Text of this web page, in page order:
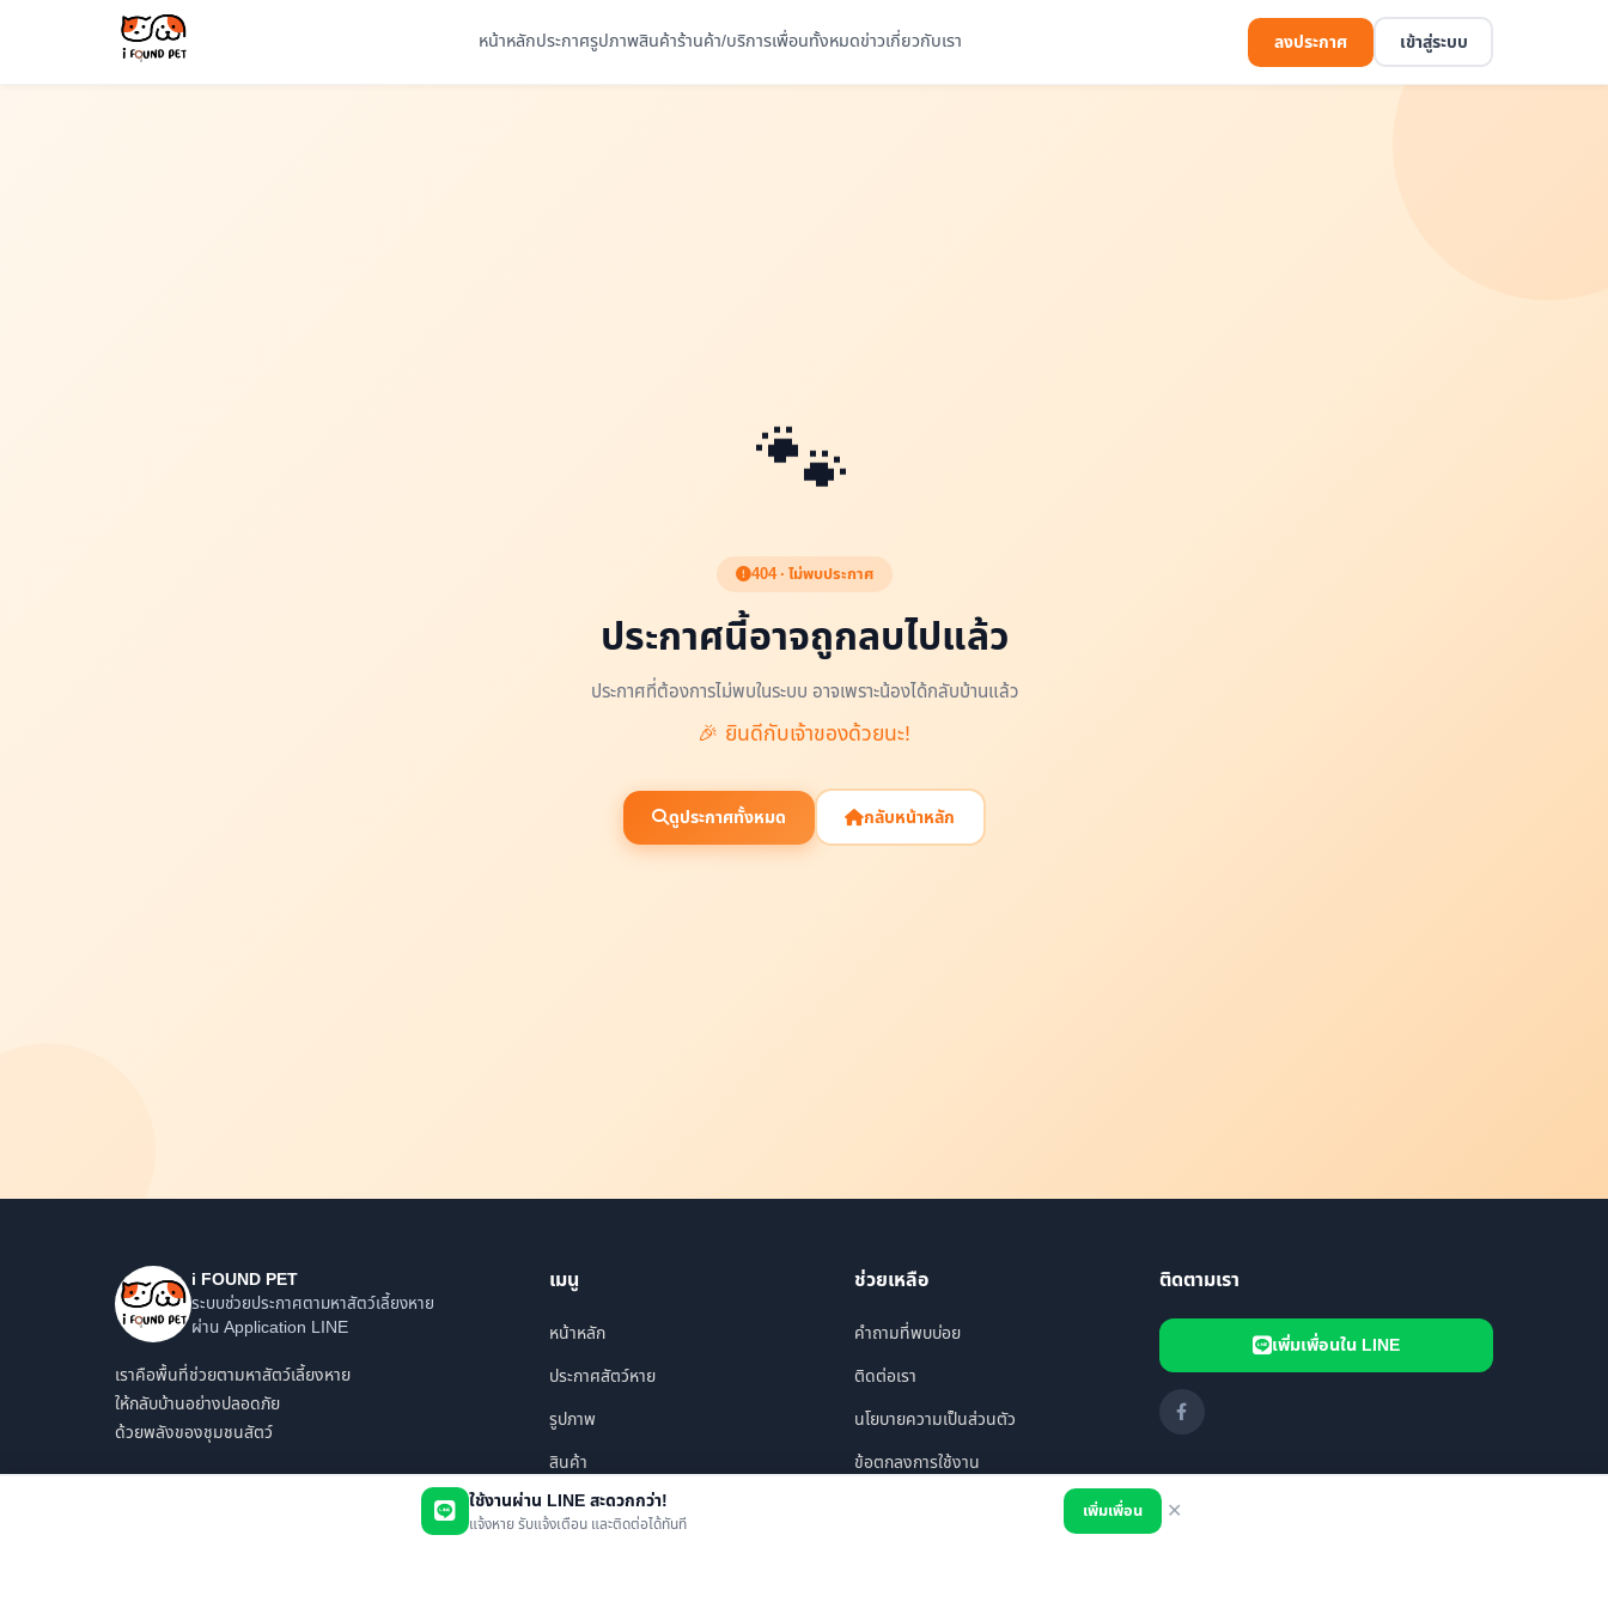
หน้าหลักประกาศรูปภาพสินค้าร้านค้า/บริการเพื่อนทั้งหมดข่าวเกี่ยวกับเรา ลงประกาศ เข้าสู่ระบบ
ใช้งานผ่าน LINE สะดวกกว่า!
แจ้งหาย รับแจ้งเตือน และติดต่อได้ทันที
เพิ่มเพื่อน ✕
🐾
404 · ไม่พบประกาศ
ประกาศนี้อาจถูกลบไปแล้ว
ประกาศที่ต้องการไม่พบในระบบ อาจเพราะน้องได้กลับบ้านแล้ว
🎉 ยินดีกับเจ้าของด้วยนะ!
ดูประกาศทั้งหมด กลับหน้าหลัก
i FOUND PET
ระบบช่วยประกาศตามหาสัตว์เลี้ยงหาย
ผ่าน Application LINE
เราคือพื้นที่ช่วยตามหาสัตว์เลี้ยงหาย
ให้กลับบ้านอย่างปลอดภัย
ด้วยพลังของชุมชนสัตว์
เมนู
หน้าหลัก
ประกาศสัตว์หาย
รูปภาพ
สินค้า
ร้านค้า/บริการ
ช่วยเหลือ
คำถามที่พบบ่อย
ติดต่อเรา
นโยบายความเป็นส่วนตัว
ข้อตกลงการใช้งาน
ติดตามเรา
เพิ่มเพื่อนใน LINE